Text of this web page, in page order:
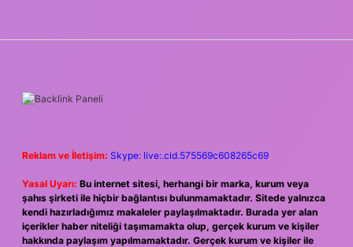
SIDEBAR
Reklam ve İletişim: Skype: live:.cid.575569c608265c69
Yasal Uyarı: Bu internet sitesi, herhangi bir marka, kurum veya
şahıs şirketi ile hiçbir bağlantısı bulunmamaktadır. Sitede yalnızca
kendi hazırladığımız makaleler paylaşılmaktadır. Burada yer alan
içerikler haber niteliği taşımamakta olup, gerçek kurum ve kişiler
hakkında paylaşım yapılmamaktadır. Gerçek kurum ve kişiler ile